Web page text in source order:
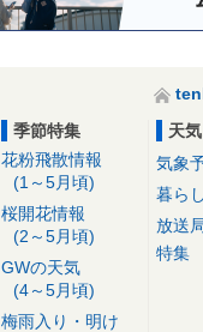
季節特集
花粉飛散情報
(1～5月頃)
桜開花情報
(2～5月頃)
GWの天気
(4～5月頃)
梅雨入り・明け
天
気象
暮ら
放送
特集